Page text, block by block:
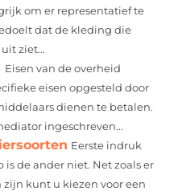
om er representatief te
dat de kleding die
ziet...
Eisen van de overheid
eisen opgesteld door
dienen te betalen.
ingeschreven...
Eerste indruk
de ander niet. Net zoals er
zijn kunt u kiezen voor een